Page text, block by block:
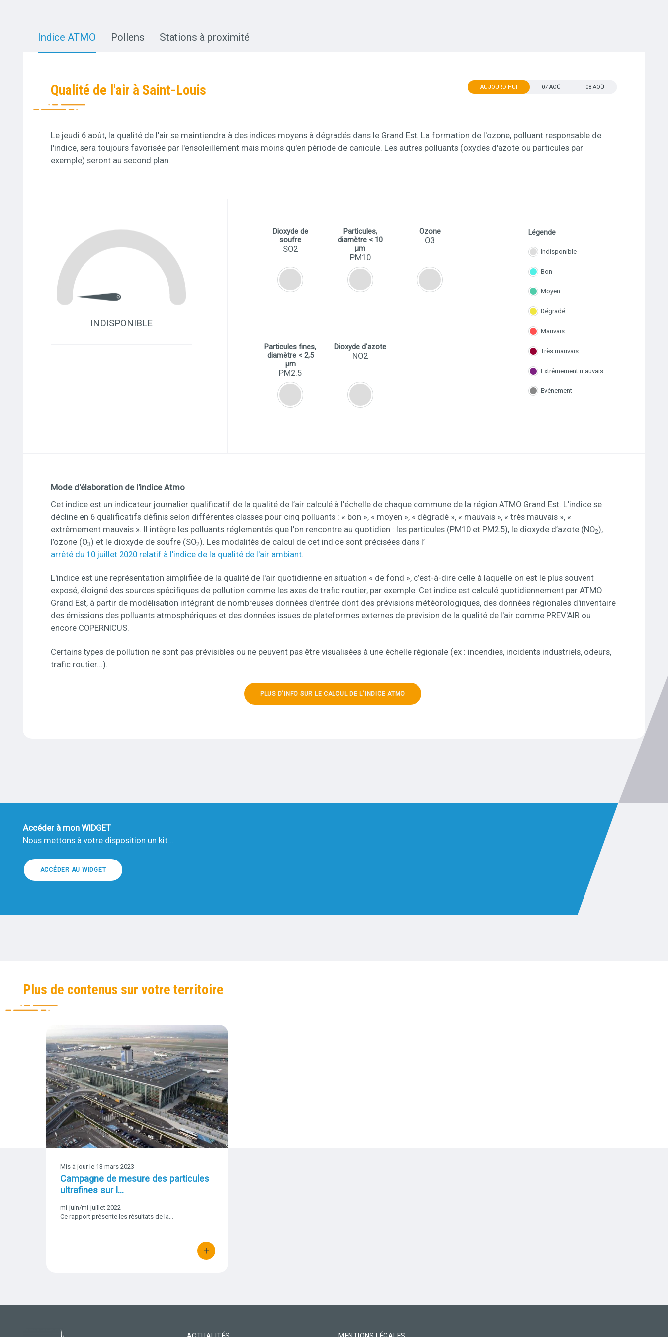
Indice ATMO Pollens Stations à proximité
AUJOURD'HUI 07 AOÛ 08 AOÛ
Qualité de l'air à Saint-Louis
Le jeudi 6 août, la qualité de l'air se maintiendra à des indices moyens à dégradés dans le Grand Est. La formation de l'ozone, polluant responsable de
l'indice, sera toujours favorisée par l'ensoleillement mais moins qu'en période de canicule. Les autres polluants (oxydes d'azote ou particules par
exemple) seront au second plan.
INDISPONIBLE
Dioxyde de
soufre
SO2
Particules,
diamètre < 10
µm
PM10
Ozone
O3
Particules fines,
diamètre < 2,5
µm
PM2.5
Dioxyde d'azote
NO2
Légende
Indisponible
Bon
Moyen
Dégradé
Mauvais
Très mauvais
Extrêmement mauvais
Evénement
Mode d'élaboration de l'indice Atmo
Informations
Cet indice est un indicateur journalier qualificatif de la qualité de l’air calculé à l'échelle de chaque commune de la région ATMO Grand Est. L'indice se
décline en 6 qualificatifs définis selon différentes classes pour cinq polluants : « bon », « moyen », « dégradé », « mauvais », « très mauvais », «
extrêmement mauvais ». Il intègre les polluants réglementés que l'on rencontre au quotidien : les particules (PM10 et PM2.5), le dioxyde d’azote (NO2),
l’ozone (O3) et le dioxyde de soufre (SO2). Les modalités de calcul de cet indice sont précisées dans l’
arrêté du 10 juillet 2020 relatif à l'indice de la qualité de l'air ambiant.
L'indice est une représentation simplifiée de la qualité de l'air quotidienne en situation « de fond », c’est-à-dire celle à laquelle on est le plus souvent
exposé, éloigné des sources spécifiques de pollution comme les axes de trafic routier, par exemple. Cet indice est calculé quotidiennement par ATMO
Grand Est, à partir de modélisation intégrant de nombreuses données d'entrée dont des prévisions météorologiques, des données régionales d'inventaire
des émissions des polluants atmosphériques et des données issues de plateformes externes de prévision de la qualité de l'air comme PREV'AIR ou
encore COPERNICUS.
Certains types de pollution ne sont pas prévisibles ou ne peuvent pas être visualisées à une échelle régionale (ex : incendies, incidents industriels, odeurs,
trafic routier...).
PLUS D'INFO SUR LE CALCUL DE L'INDICE ATMO
Titre
Accéder à mon WIDGET
Texte
Nous mettons à votre disposition un kit...
ACCÉDER AU WIDGET
Plus de contenus sur votre territoire
Campagne de mesure des particules ultrafines sur l'EuroAirport
Vignette
Mis à jour le 13 mars 2023
Campagne de mesure des particules
ultrafines sur l…
Date
début
mi-juin/mi-juillet 2022
Ce rapport présente les résultats de la…
+
bouton d'actions
ACTUALITÉS MENTIONS LÉGALES